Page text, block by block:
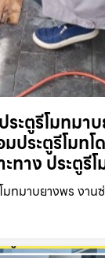
ระตูรีโมทมา
ประตูรีโมท
ะทาง ประตูรี
มทมาบยางพร งาน